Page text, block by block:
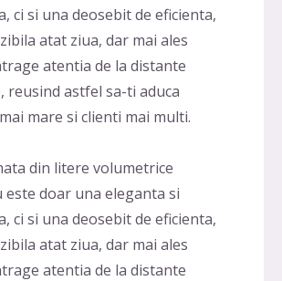
ci si una deosebit de eficienta,
atat ziua, dar mai ales
atentia de la distante
reusind astfel sa-ti aduca
mare si clienti mai multi.
din litere volumetrice
este doar una eleganta si
ci si una deosebit de eficienta,
atat ziua, dar mai ales
atentia de la distante